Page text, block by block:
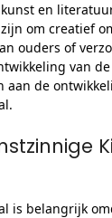
en
om creatief
ouders of
van
aan de
is belangrijk